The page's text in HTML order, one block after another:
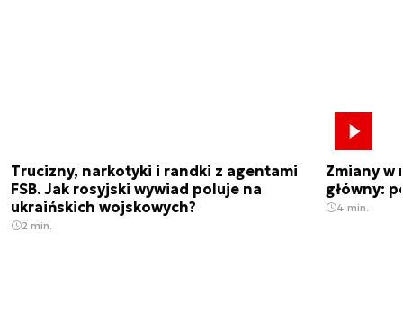
Trucizny, narkotyki i randki z agentami
FSB. Jak rosyjski wywiad poluje na
ukraińskich wojskowych?
2 min.
Zmiany w
główny:
4 min.